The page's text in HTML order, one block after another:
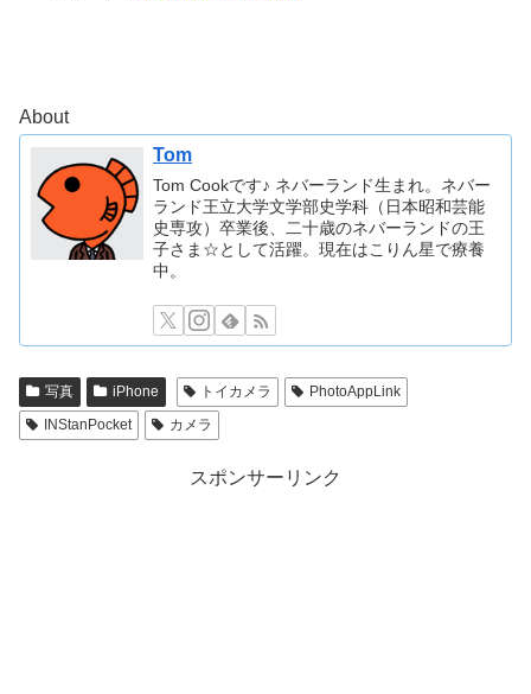
About
Tom
Tom Cookです♪ ネバーランド生まれ。ネバー
ランド王立大学文学部史学科（日本昭和芸能
史専攻）卒業後、二十歳のネバーランドの王
子さま☆として活躍。現在はこりん星で療養
中。
写真 iPhone トイカメラ
PhotoAppLink
INStanPocket
カメラ
スポンサーリンク